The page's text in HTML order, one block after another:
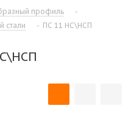
профиль
-
стали
- ПС 11 НС\НСП